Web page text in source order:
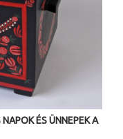
ÉS ÜNNEPEK A